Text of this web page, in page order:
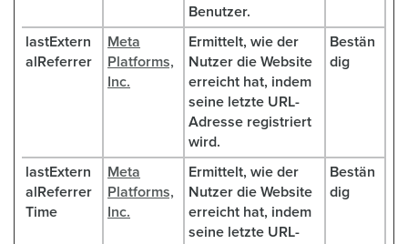
Benutzer.
lastExtern
alReferrer
Meta
Platforms,
Inc.
Ermittelt, wie der
Nutzer die Website
erreicht hat, indem
seine letzte URL-
Adresse registriert
wird.
Bestän
dig
lastExtern
alReferrer
Time
Meta
Platforms,
Inc.
Ermittelt, wie der
Nutzer die Website
erreicht hat, indem
seine letzte URL-
Bestän
dig